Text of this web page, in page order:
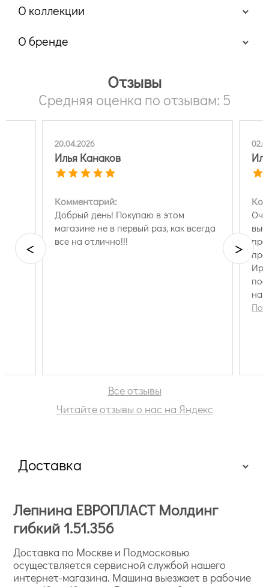
О коллекции
О бренде
Отзывы
Средняя оценка по отзывам: 5
20.04.2026
Илья Канаков
Комментарий:
Добрый день! Покупаю в этом
магазине не в первый раз, как всегда
все на отлично!!!
< >
Все отзывы
Читайте отзывы о нас на Яндекс
Доставка
Лепнина ЕВРОПЛАСТ Молдинг
гибкий 1.51.356
Доставка по Москве и Подмосковью
осуществляется сервисной службой нашего
интернет-магазина. Машина выезжает в рабочие